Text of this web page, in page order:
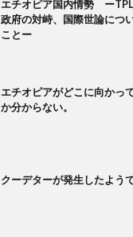
エチオピア国内情勢 ー
政府の対峙、国際世論につ
ことー
エチオピアがどこに向かっ
か分からない。
クーデターが発生したようで